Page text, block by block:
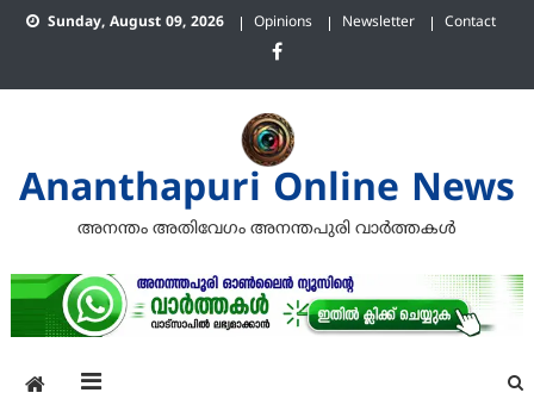
Skip
Sunday, August 09, 2026 Opinions Newsletter Contact
Ananthapuri Online News
അനന്തം അതിവേഗം അനന്തപുരി വാര്‍ത്തകള്‍